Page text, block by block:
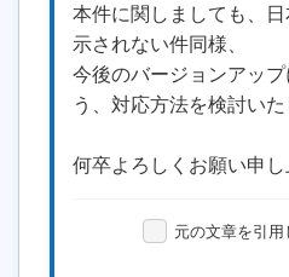
本件に関しましても、
示されない件同様、
今後のバージョンアッ
う、対応方法を検討いた
何卒よろしくお願い申し
元の文章を引用